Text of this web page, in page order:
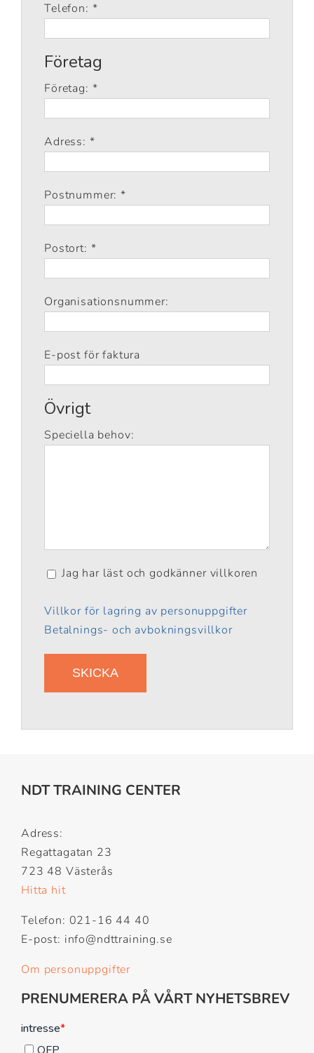
Telefon: *
Företag
Företag: *
Adress: *
Postnummer: *
Postort: *
Organisationsnummer:
E-post för faktura
Övrigt
Speciella behov:
Jag har läst och godkänner villkoren
Villkor för lagring av personuppgifter
Betalnings- och avbokningsvillkor
NDT TRAINING CENTER
Adress:
Regattagatan 23
723 48 Västerås
Hitta hit
Telefon: 021-16 44 40
E-post: info@ndttraining.se
Om personuppgifter
PRENUMERERA PÅ VÅRT NYHETSBREV